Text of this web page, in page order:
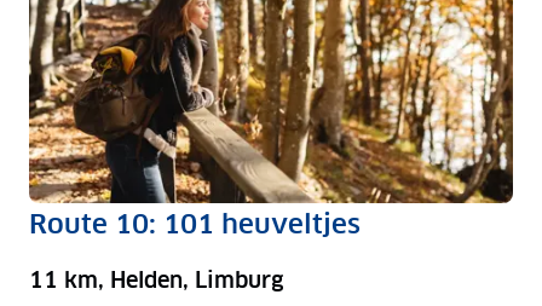
Route 10: 101 heuveltjes
11 km, Helden, Limburg